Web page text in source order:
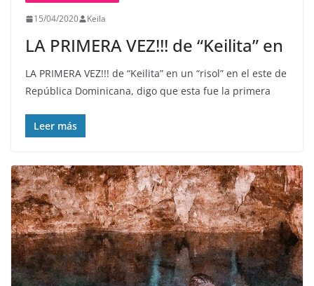
15/04/2020 Keila
LA PRIMERA VEZ!!! de “Keilita” en
LA PRIMERA VEZ!!! de “Keilita” en un “risol” en el este de
República Dominicana, digo que esta fue la primera
Leer más